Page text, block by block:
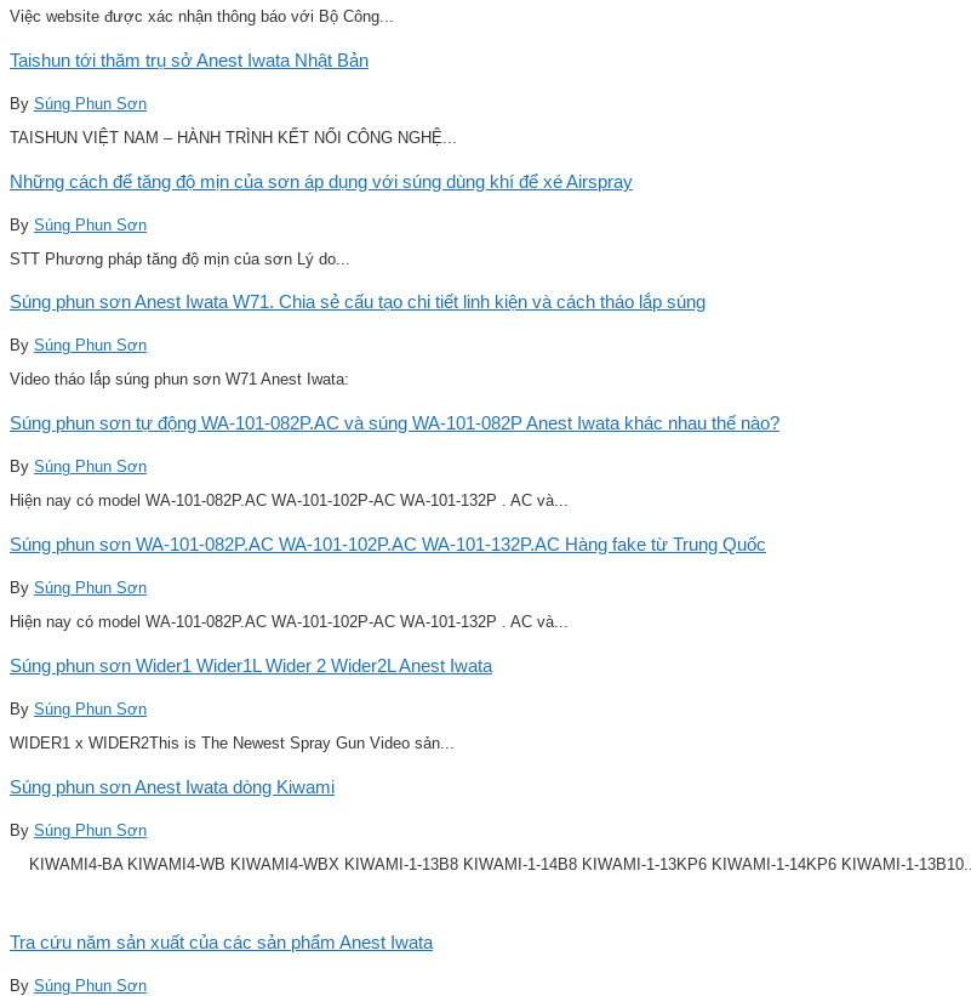
Việc website được xác nhận thông báo với Bộ Công...
Taishun tới thăm trụ sở Anest Iwata Nhật Bản
By Súng Phun Sơn
TAISHUN VIỆT NAM – HÀNH TRÌNH KẾT NỐI CÔNG NGHỆ...
Những cách để tăng độ mịn của sơn áp dụng với súng dùng khí để xé Airspray
By Súng Phun Sơn
STT Phương pháp tăng độ mịn của sơn Lý do...
Súng phun sơn Anest Iwata W71. Chia sẻ cấu tạo chi tiết linh kiện và cách tháo lắp súng
By Súng Phun Sơn
Video tháo lắp súng phun sơn W71 Anest Iwata:
Súng phun sơn tự động WA-101-082P.AC và súng WA-101-082P Anest Iwata khác nhau thế nào?
By Súng Phun Sơn
Hiện nay có model WA-101-082P.AC WA-101-102P-AC WA-101-132P . AC và...
Súng phun sơn WA-101-082P.AC WA-101-102P.AC WA-101-132P.AC Hàng fake từ Trung Quốc
By Súng Phun Sơn
Hiện nay có model WA-101-082P.AC WA-101-102P-AC WA-101-132P . AC và...
Súng phun sơn Wider1 Wider1L Wider 2 Wider2L Anest Iwata
By Súng Phun Sơn
WIDER1 x WIDER2This is The Newest Spray Gun Video sản...
Súng phun sơn Anest Iwata dòng Kiwami
By Súng Phun Sơn
KIWAMI4-BA KIWAMI4-WB KIWAMI4-WBX KIWAMI-1-13B8 KIWAMI-1-14B8 KIWAMI-1-13KP6 KIWAMI-1-14KP6 KIWAMI-1-13B10...
Tra cứu năm sản xuất của các sản phẩm Anest Iwata
By Súng Phun Sơn